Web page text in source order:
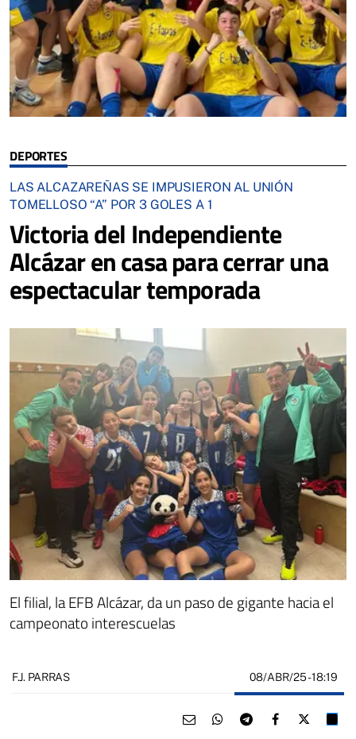
DEPORTES
LAS ALCAZAREÑAS SE IMPUSIERON AL UNIÓN
TOMELLOSO “A” POR 3 GOLES A 1
Victoria del Independiente
Alcázar en casa para cerrar una
espectacular temporada
El filial, la EFB Alcázar, da un paso de gigante hacia el
campeonato interescuelas
F.J. PARRAS 08/ABR/25- 18:19